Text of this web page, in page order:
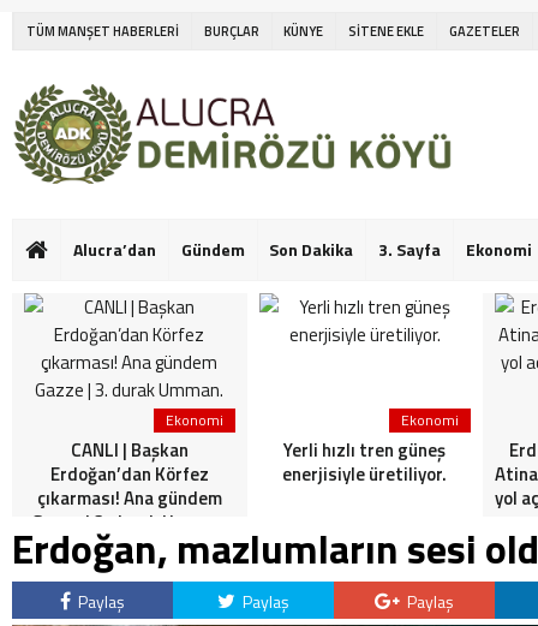
TÜM MANŞET HABERLERİ BURÇLAR KÜNYE SİTENE EKLE GAZETELER
Alucra’dan Gündem Son Dakika 3. Sayfa Ekonomi
Ekonomi
CANLI | Başkan
Erdoğan’dan Körfez
çıkarması! Ana gündem
Gazze | 3. durak Umman.
Ekonomi
Yerli hızlı tren güneş
enerjisiyle üretiliyor.
yol
Erdoğan, mazlumların sesi
Paylaş Paylaş Paylaş